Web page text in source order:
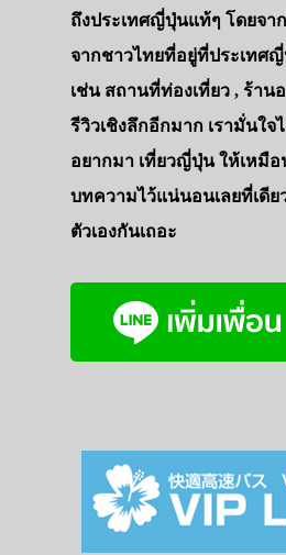
ถึงประเทศญี่ปุ่นแท้ๆ โดยจา
จากชาวไทยที่อยู่ที่ประเทศ
เช่น สถานที่ท่องเที่ยว , ร้าน
รีวิวเชิงลึกอีกมาก เรามั่นใจ
อยากมา เที่ยวญี่ปุ่น ให้เหมือ
บทความไว้แน่นอนเลยที่เดี
ตัวเองกันเถอะ